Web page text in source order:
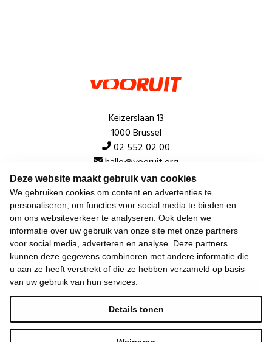
Deze website maakt gebruik van cookies
We gebruiken cookies om content en advertenties te
personaliseren, om functies voor social media te bieden en
om ons websiteverkeer te analyseren. Ook delen we
informatie over uw gebruik van onze site met onze partners
voor social media, adverteren en analyse. Deze partners
kunnen deze gegevens combineren met andere informatie die
u aan ze heeft verstrekt of die ze hebben verzameld op basis
van uw gebruik van hun services.
Details tonen
Keizerslaan 13
1000 Brussel
02 552 02 00
hallo@vooruit.org
Snel
Over de beweging
Algemeen
Laatste nieuws